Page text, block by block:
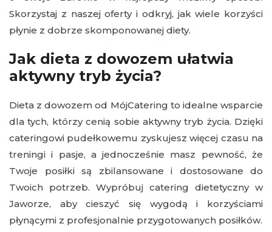
Skorzystaj z naszej oferty i odkryj, jak wiele korzyści
płynie z dobrze skomponowanej diety.
Jak dieta z dowozem ułatwia
aktywny tryb życia?
Dieta z dowozem od MójCatering to idealne wsparcie
dla tych, którzy cenią sobie aktywny tryb życia. Dzięki
cateringowi pudełkowemu zyskujesz więcej czasu na
treningi i pasje, a jednocześnie masz pewność, że
Twoje posiłki są zbilansowane i dostosowane do
Twoich potrzeb. Wypróbuj catering dietetyczny w
Jaworze, aby cieszyć się wygodą i korzyściami
płynącymi z profesjonalnie przygotowanych posiłków.